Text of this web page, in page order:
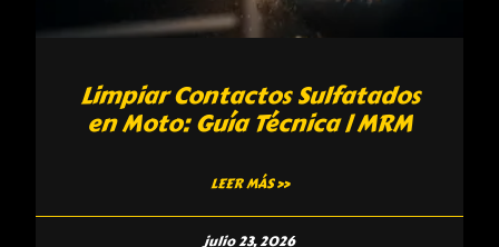
Limpiar Contactos Sulfatados
en Moto: Guía Técnica | MRM
LEER MÁS »
julio 23, 2026